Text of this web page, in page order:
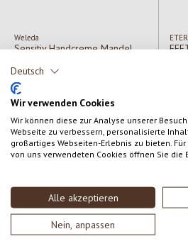
Deutsch
Wir verwenden Cookies
Wir können diese zur Analyse unserer
Webseite zu verbessern, personalisierte
großartiges Webseiten-Erlebnis zu bieten.
von uns verwendeten Cookies öffnen Sie die
Alle akzeptieren
Nein, anpassen
Weleda
Sensitiv Handcreme Mandel
Inhalt:
(159,80 € / lt)
Regulärer Preis:
7,99 €